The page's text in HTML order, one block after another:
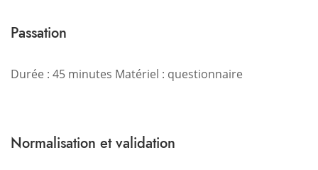
Passation
Durée : 45 minutes Matériel : questionnaire
Normalisation et validation